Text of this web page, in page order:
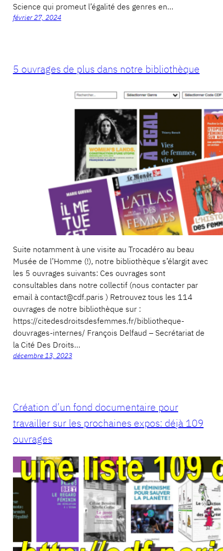
Science qui promeut l’égalité des genres en…
février 27, 2024
5 ouvrages de plus dans notre bibliothèque
Suite notamment à une visite au Trocadéro au beau
Musée de l’Homme (!), notre bibliothèque s’élargit avec
les 5 ouvrages suivants: Ces ouvrages sont
consultables dans notre collectif (nous contacter par
email à contact@cdf.paris ) Retrouvez tous les 114
ouvrages de notre bibliothèque sur :
https://citedesdroitsdesfemmes.fr/bibliotheque-
douvrages-internes/ François Delfaud – Secrétariat de
la Cité Des Droits…
décembre 13, 2023
Création d’un fond documentaire pour
travailler sur les prochaines expos: déjà 109
ouvrages